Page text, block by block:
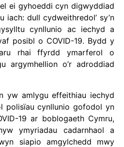
ei gyhoeddi cyn digwyddiad
iach: dull cydweithredol’ sy’n
cynllunio ac iechyd a
posibl o COVID-19. Bydd y
rhai ffyrdd ymarferol o
argymhellion o’r adroddiad
yw amlygu effeithiau iechyd
polisïau cynllunio gofodol yn
19 ar boblogaeth Cymru,
ymyriadau cadarnhaol a
siapio amgylchedd mwy